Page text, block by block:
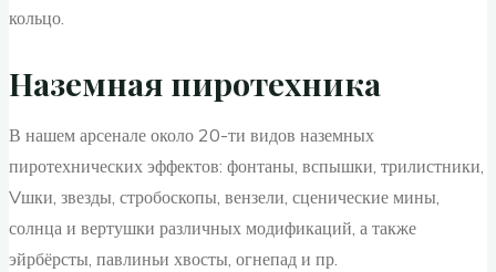
кольцо.
Наземная пиротехника
В нашем арсенале около 20-ти видов наземных
пиротехнических эффектов: фонтаны, вспышки, трилистники,
Vшки, звезды, стробоскопы, вензели, сценические мины,
солнца и вертушки различных модификаций, а также
эйрбёрсты, павлиньи хвосты, огнепад и пр.